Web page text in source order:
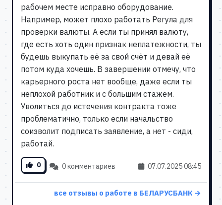
рабочем месте исправно оборудование.
Например, может плохо работать Регула для
проверки валюты. А если ты принял валюту,
где есть хоть один признак неплатежности, ты
будешь выкупать её за свой счёт и девай её
потом куда хочешь. В завершении отмечу, что
карьерного роста нет вообще, даже если ты
неплохой работник и с большим стажем.
Уволиться до истечения контракта тоже
проблематично, только если начальство
соизволит подписать заявление, а нет - сиди,
работай.
0 0 комментариев 07.07.2025 08:45
все отзывы о работе в БЕЛАРУСБАНК →